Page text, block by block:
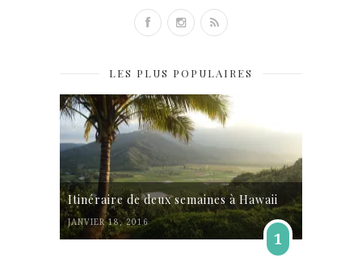
LES PLUS POPULAIRES
Itinéraire de deux semaines à Hawaii
JANVIER 18, 2016
1